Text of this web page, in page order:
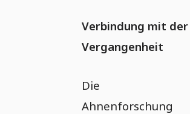
Verbindung mit der
Vergangenheit
Die
Ahnenforschung